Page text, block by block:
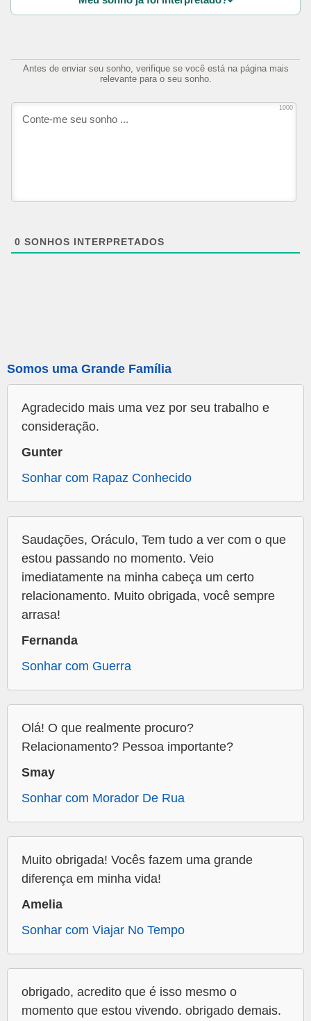
Antes de enviar seu sonho, verifique se você está na página mais
relevante para o seu sonho.
1000
0 SONHOS INTERPRETADOS
Somos uma Grande Família
Agradecido mais uma vez por seu trabalho e
consideração.
Gunter
Sonhar com Rapaz Conhecido
Saudações, Oráculo, Tem tudo a ver com o que
estou passando no momento. Veio
imediatamente na minha cabeça um certo
relacionamento. Muito obrigada, você sempre
arrasa!
Fernanda
Sonhar com Guerra
Olá! O que realmente procuro?
Relacionamento? Pessoa importante?
Smay
Sonhar com Morador De Rua
Muito obrigada! Vocês fazem uma grande
diferença em minha vida!
Amelia
Sonhar com Viajar No Tempo
obrigado, acredito que é isso mesmo o
momento que estou vivendo. obrigado demais.